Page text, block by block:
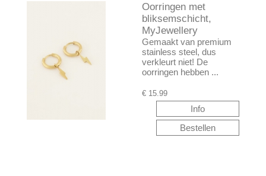
Oorringen met
bliksemschicht,
MyJewellery
Gemaakt van premium
stainless steel, dus
verkleurt niet! De
oorringen hebben ...
€ 15.99